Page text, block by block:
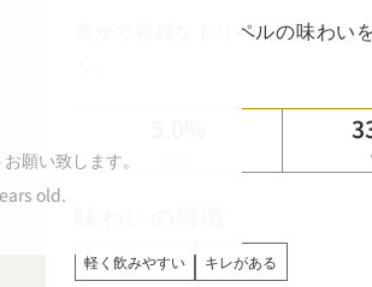
願い致します。
old.
豊かで複雑なトリペルの味わ
軽く飲みやすい キレがある